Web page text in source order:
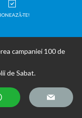
TE!
campaniei 100 de
de Sabat.